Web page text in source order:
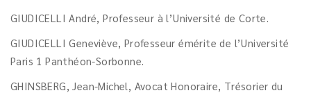
GIUDICELLI André, Professeur à l’Université de Corte.
GIUDICELLI Geneviève, Professeur émérite de l’Université
Paris 1 Panthéon-Sorbonne.
GHINSBERG, Jean-Michel, Avocat Honoraire, Trésorier du